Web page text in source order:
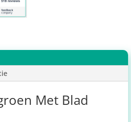
Met Blad